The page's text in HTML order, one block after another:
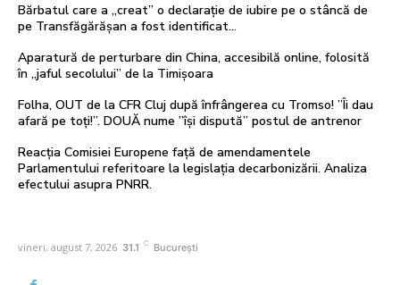
Bărbatul care a „creat” o declarație de iubire pe o stâncă de
pe Transfăgărășan a fost identificat…
Aparatură de perturbare din China, accesibilă online, folosită
în „jaful secolului” de la Timișoara
Folha, OUT de la CFR Cluj după înfrângerea cu Tromso! ”Îi dau
afară pe toți!”. DOUĂ nume ”își dispută” postul de antrenor
Reacția Comisiei Europene față de amendamentele
Parlamentului referitoare la legislația decarbonizării. Analiza
efectului asupra PNRR.
vineri, august 7, 2026 31.1 C București